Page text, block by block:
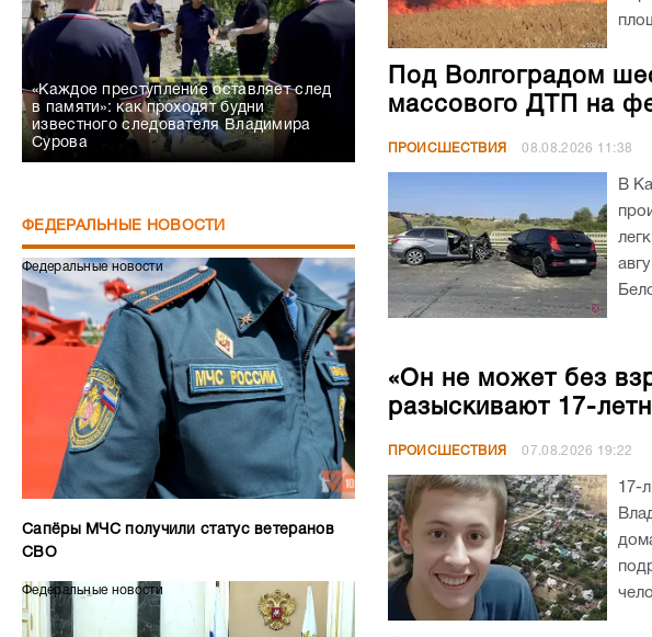
«Каждое преступление оставляет след
в памяти»: как проходят будни
известного следователя Владимира
Сурова
ФЕДЕРАЛЬНЫЕ НОВОСТИ
Федеральные новости
Сапёры МЧС получили статус ветеранов
СВО
Федеральные новости
Под Волгоградом
массового ДТП на
ПРОИСШЕСТВИЯ 08.08.2026 11:38
В
«Он не может без
разыскивают 17-
ПРОИСШЕСТВИЯ 07.08.2026 19:22
17-